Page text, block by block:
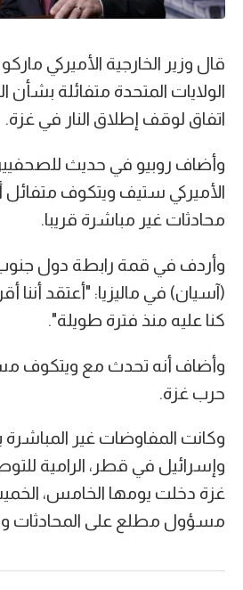
قال وزير الخارجية الأميركي
الولايات المتحدة متفائلة بشأن
اتفاق لوقف إطلاق النار في غزة.
وأضاف روبيو في حديث
الأميركي ستيف ويتكوف متفائل
محادثات غير مباشرة قريبا.
وأردف في قمة رابطة دول
(آسيان) في ماليزيا: "أعتقد أننا
كنا عليه منذ فترة طويلة".
وأضاف أنه تحدث مع ويتكوف
حرب غزة.
وكانت المفاوضات غير
وإسرائيل في قطر، الرامية
غزة دخلت يومها الخامس،
مسؤول مطلع على المحادثات